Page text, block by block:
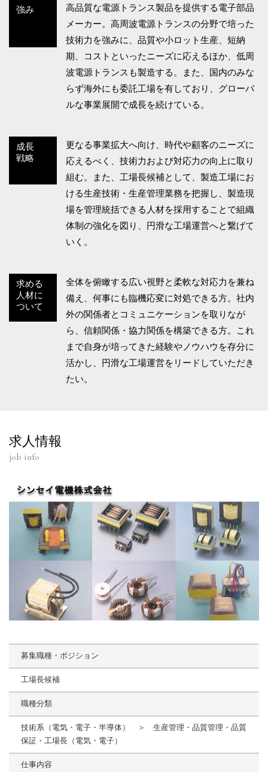
強み
高品質な電源トランス製品を提供する電子部品
メーカー。高周波電源トランスの分野で培った
技術力を強みに、品質や小ロット生産、短納
期、コストといったニーズに応えるほか、低周
波電源トランスも製造する。また、国内のみな
らず海外にも委託工場を有しており、グローバ
ルな事業展開で成長を続けている。
成長
戦略
更なる事業拡大へ向け、時代や顧客のニーズに
応えるべく、技術力および対応力の向上に取り
組む。また、工場長候補として、製造工場にお
ける生産技術・生産管理業務を把握し、製造現
場を管理統括できる人材を採用することで組織
体制の強化を図り、円滑な工場運営へと繋げて
いく。
求める
人材に
ついて
全体を俯瞰する広い視野と柔軟な対応力を兼ね
備え、何事にも臨機応変に対処できる方。社内
外の関係者とコミュニケーションを取りなが
ら、信頼関係・協力関係を構築できる方。これ
まで自身が培ってきた経験やノウハウを存分に
活かし、円滑な工場運営をリードしていただき
たい。
求人情報
job info
募集職種・ポジション
工場長候補
職種分類
技術系（電気・電子・半導体） ＞ 生産管理・品質管理・品質
保証・工場長（電気・電子）
仕事内容